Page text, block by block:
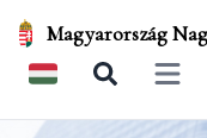
Magyarország
Open